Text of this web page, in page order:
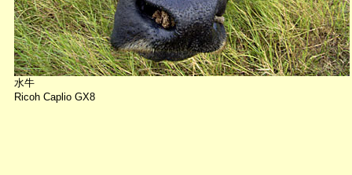
水牛
Ricoh Caplio GX8